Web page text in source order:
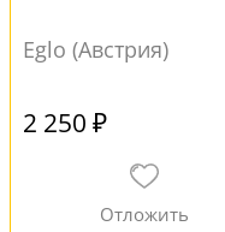
Eglo (Австрия)
2 250 ₽